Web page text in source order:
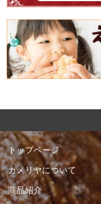
トップページ
カメリヤについて
商品紹介